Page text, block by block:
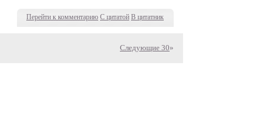
Перейти к комментарию С цитатой В цитатник
Следующие 30»